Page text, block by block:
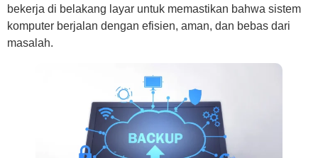
bekerja di belakang layar untuk memastikan bahwa sistem
komputer berjalan dengan efisien, aman, dan bebas dari
masalah.